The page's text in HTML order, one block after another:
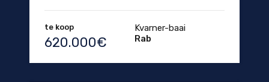
te koop
620.000€
Kvarner-baai
Rab